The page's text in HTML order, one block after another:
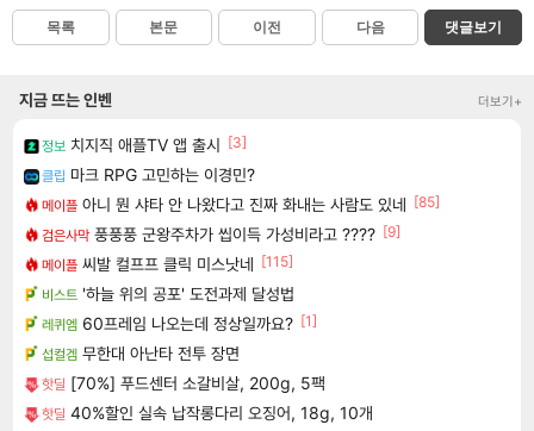
목록 본문 이전 다음 댓글보기
지금 뜨는 인벤 더보기+
정보 치지직 애플TV 앱 출시 [3]
클립 마크 RPG 고민하는 이경민?
메이플 아니 뭔 샤타 안 나왔다고 진짜 화내는 사람도 있네 [85]
검은사막 풍풍풍 군왕주차가 씹이득 가성비라고 ???? [9]
메이플 씨발 컬프프 클릭 미스낫네 [115]
비스트 '하늘 위의 공포' 도전과제 달성법
레퀴엠 60프레임 나오는데 정상일까요? [1]
섭컬겜 무한대 아난타 전투 장면
핫딜 [70%] 푸드센터 소갈비살, 200g, 5팩
핫딜 40%할인 실속 납작롱다리 오징어, 18g, 10개